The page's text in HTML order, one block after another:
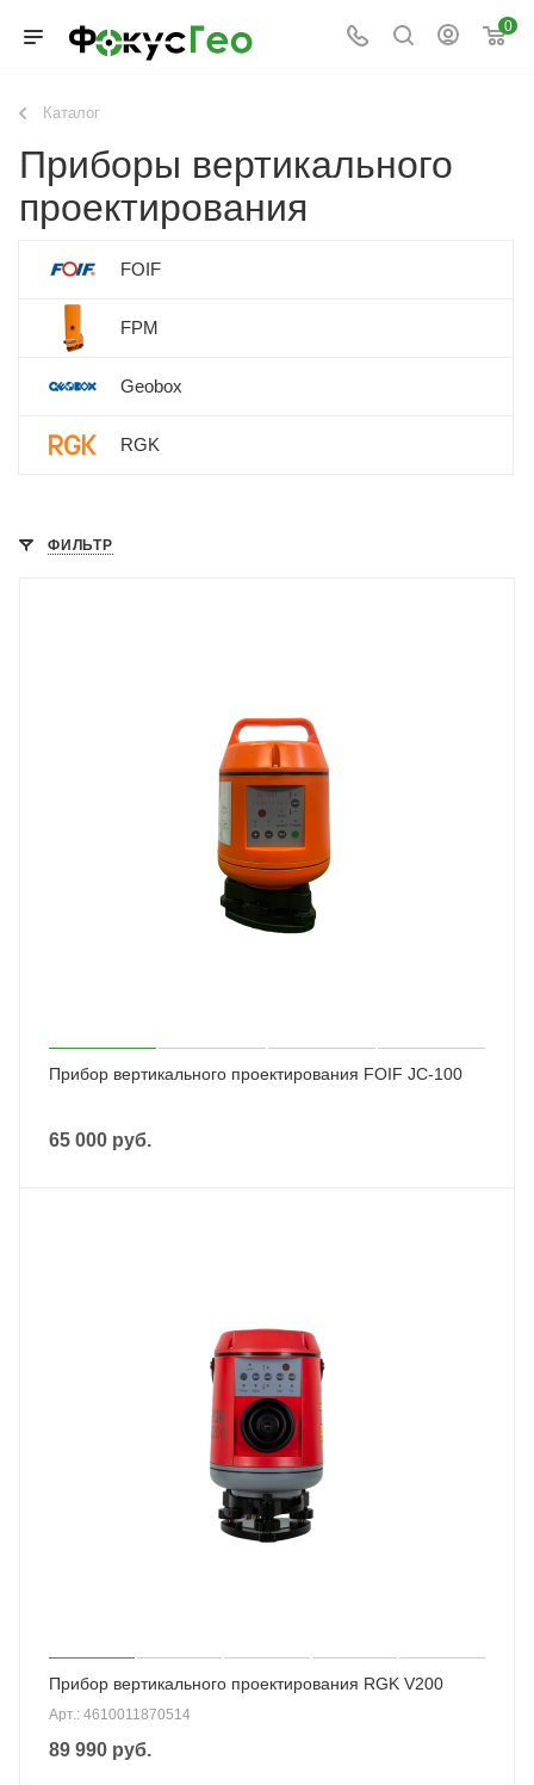
0
Каталог
Приборы вертикального
проектирования
FOIF
FPM
Geobox
RGK
ФИЛЬТР
Прибор вертикального проектирования FOIF JC-100
65 000 руб.
Прибор вертикального проектирования RGK V200
Арт.: 4610011870514
89 990 руб.